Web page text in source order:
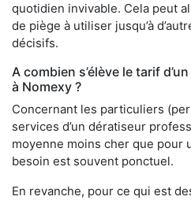
quotidien invivable. Cela peut
de piège à utiliser jusqu’à
décisifs.
A combien s’élève le tarif
à Nomexy ?
Concernant les particuliers
services d’un dératiseur
moyenne moins cher que pour
besoin est souvent ponctuel.
En revanche, pour ce qui est